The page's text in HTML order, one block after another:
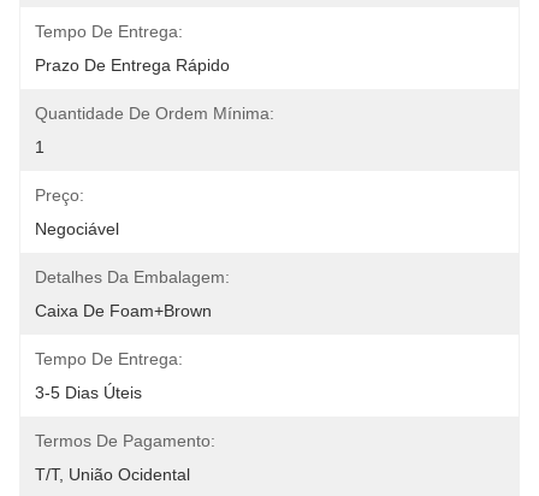
Tempo De Entrega:
Prazo De Entrega Rápido
Quantidade De Ordem Mínima:
1
Preço:
Negociável
Detalhes Da Embalagem:
Caixa De Foam+Brown
Tempo De Entrega:
3-5 Dias Úteis
Termos De Pagamento:
T/T, União Ocidental